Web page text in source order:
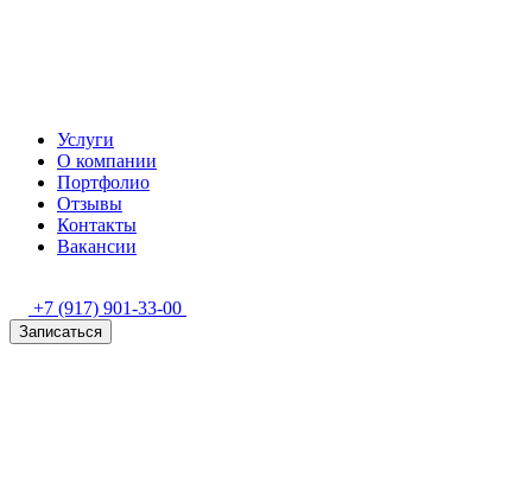
Услуги
О компании
Портфолио
Отзывы
Контакты
Вакансии
+7 (917) 901-33-00
Записаться